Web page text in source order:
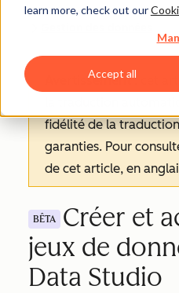
learn more, check out our
Accept all
Avertissement: cet
fidélité de la
garanties. Pour
de cet article, en
BÊTA
Créer et
jeux de
Data Studio